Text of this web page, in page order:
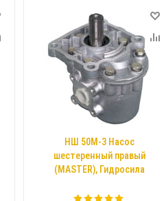
НШ 50М-3 Насос
шестеренный правый
(MASTER), Гидросила